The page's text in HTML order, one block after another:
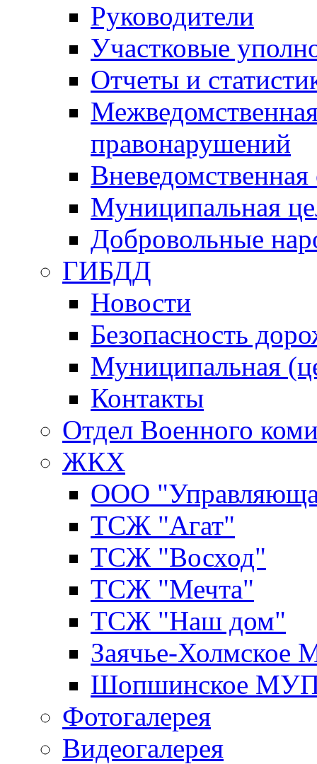
Руководители
Участковые
Отчеты и
правонарушений
Вневедомственная
Муниципальная
Добровольные
ГИБДД
Новости
Безопасность
Муниципальная
Контакты
Отдел Военного
ЖКХ
ООО
ТСЖ "Агат"
ТСЖ "Восход"
ТСЖ "Мечта"
ТСЖ "Наш дом"
Заячье-
Шопшинское
Фотогалерея
Видеогалерея